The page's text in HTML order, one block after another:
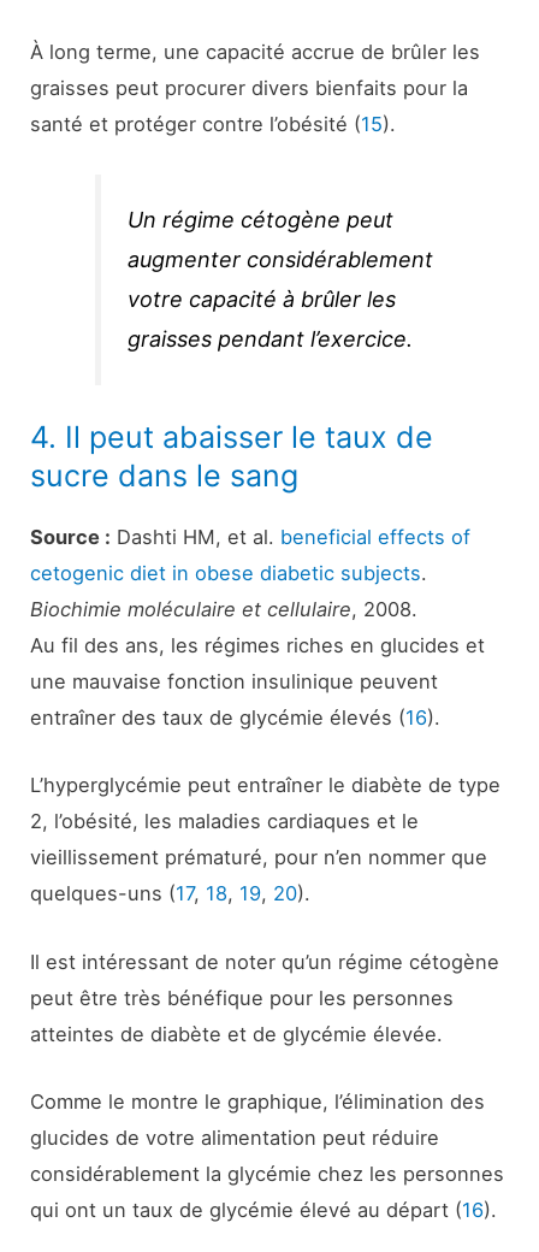
À long terme, une capacité accrue de brûler les
graisses peut procurer divers bienfaits pour la
santé et protéger contre l’obésité (15).
Un régime cétogène peut
augmenter considérablement
votre capacité à brûler les
graisses pendant l’exercice.
4. Il peut abaisser le taux de
sucre dans le sang
Source : Dashti HM, et al. beneficial effects of
cetogenic diet in obese diabetic subjects.
Biochimie moléculaire et cellulaire, 2008.
Au fil des ans, les régimes riches en glucides et
une mauvaise fonction insulinique peuvent
entraîner des taux de glycémie élevés (16).
L’hyperglycémie peut entraîner le diabète de type
2, l’obésité, les maladies cardiaques et le
vieillissement prématuré, pour n’en nommer que
quelques-uns (17, 18, 19, 20).
Il est intéressant de noter qu’un régime cétogène
peut être très bénéfique pour les personnes
atteintes de diabète et de glycémie élevée.
Comme le montre le graphique, l’élimination des
glucides de votre alimentation peut réduire
considérablement la glycémie chez les personnes
qui ont un taux de glycémie élevé au départ (16).